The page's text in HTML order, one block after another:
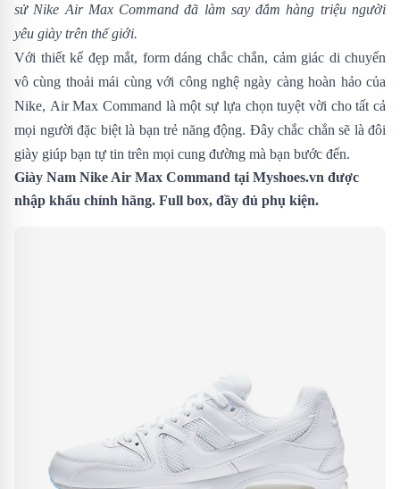
sử Nike Air Max Command đã làm say đắm hàng triệu người
yêu giày trên thế giới.
Với thiết kế đẹp mắt, form dáng chắc chắn, cảm giác di chuyển
vô cùng thoải mái cùng với công nghệ ngày càng hoàn hảo của
Nike, Air Max Command là một sự lựa chọn tuyệt vời cho tất cả
mọi người đặc biệt là bạn trẻ năng động. Đây chắc chắn sẽ là đôi
giày giúp bạn tự tin trên mọi cung đường mà bạn bước đến.
Giày Nam Nike Air Max Command tại Myshoes.vn được
nhập khẩu chính hãng. Full box, đầy đủ phụ kiện.